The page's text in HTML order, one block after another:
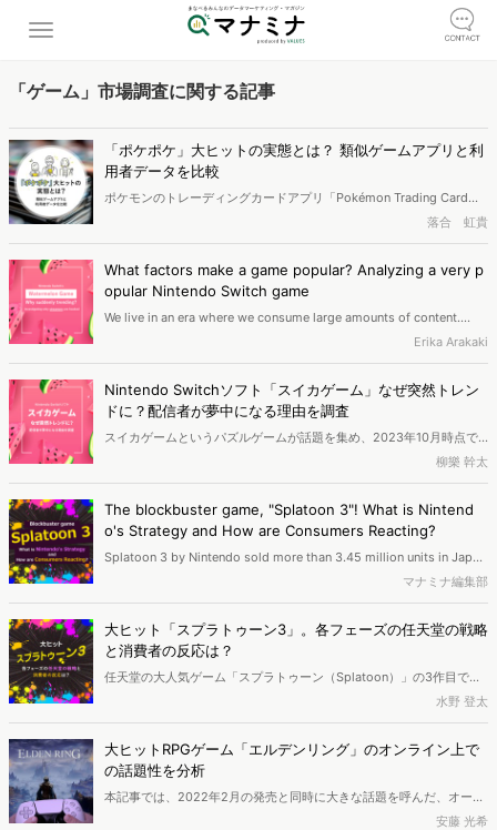
「ゲーム」市場調査に関する記事
「ポケポケ」大ヒットの実態とは？ 類似ゲームアプリと利
用者データを比較
ポケモンのトレーディングカードアプリ「Pokémon Trading Card
Game Pocket（ポケポケ）」が社会現象となっています。リリースか
ら3ヶ月近くが経ち、人気の実態が明らかになってきました。本稿で
はそんな「ポケポケ」のMAUやユーザー層を他のゲームアプリと比較
することで、流行の要因を分析するとともに、今後の人気について予
測していきます。
落合 虹貴
What factors make a game popular? Analyzing a very p
opular Nintendo Switch game
We live in an era where we consume large amounts of content.
What make certain content popular? We will focus on the Nintendo
Switch game the “Watermelon Game” that gained sudden
popularity in Japan, and by analyzing consumers reacting to the
trend, we will study the factors that made it buzz.
Erika Arakaki
Nintendo Switchソフト「スイカゲーム」なぜ突然トレン
ドに？配信者が夢中になる理由を調査
スイカゲームというパズルゲームが話題を集め、2023年10月時点で
200万ダウンロードを突破しました。2021年12月に配信開始され、当
初はそこまで注目されていなかったスイカゲームですが、なぜこのタ
イミングで突然流行り出したのでしょうか。今回はスイカゲーム人気
の秘訣に迫ります。
柳樂 幹太
The blockbuster game, "Splatoon 3"! What is Nintend
o's Strategy and How are Consumers Reacting?
Splatoon 3 by Nintendo sold more than 3.45 million units in Japan
within three days of its launch in September 2022. We explore the
background of its popularity by analyzing what consumer needs
were met and Nintendo’s promotion from the announcement to
post-launch. What is important in creating a hit product?
マナミナ編集部
大ヒット「スプラトゥーン3」。各フェーズの任天堂の戦略
と消費者の反応は？
任天堂の大人気ゲーム「スプラトゥーン（Splatoon）」の3作目であ
る「スプラトゥーン3」が、2022年9月に発売されてからわずか3日間
で国内販売本数345万本を突破しました。発表から発売後までの約1年
半、各フェーズでどのようなニーズがあり、任天堂がどのように動い
てきたのかを分析し、ヒットの背景を探ります。ヒット作を作るに
は、どのようなポイントを押さえるべきなのでしょうか。
水野 登太
大ヒットRPGゲーム「エルデンリング」のオンライン上で
の話題性を分析
本記事では、2022年2月の発売と同時に大きな話題を呼んだ、オープ
ンワールドのアクションRPG「エルデンリング」に着目し、どのよう
安藤 光希